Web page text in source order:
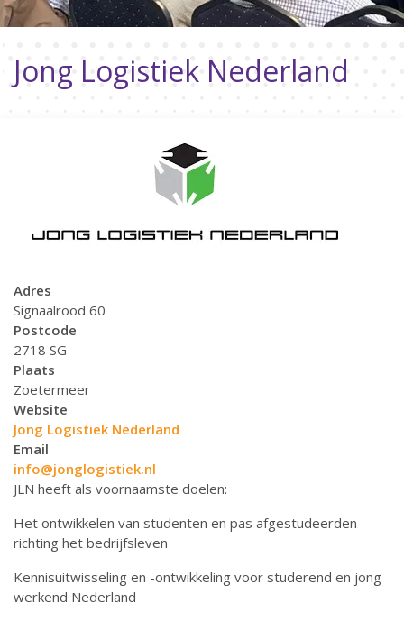
Jong Logistiek Nederland
Adres
Signaalrood 60
Postcode
2718 SG
Plaats
Zoetermeer
Website
Jong Logistiek Nederland
Email
info@jonglogistiek.nl
JLN heeft als voornaamste doelen:
Het ontwikkelen van studenten en pas afgestudeerden
richting het bedrijfsleven
Kennisuitwisseling en -ontwikkeling voor studerend en jong
werkend Nederland